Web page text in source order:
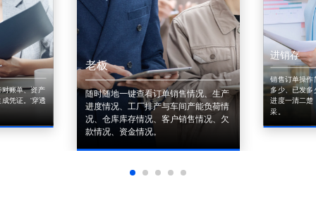
账单、资产
凭证。'穿透
老板
随时随地一键查看订单销售情况、生产
进度情况、工厂排产与车间产能负荷情
况、仓库库存情况、客户销售情况、欠
款情况、资金情况。
进销存
销售订单操作
多少、已发多
进度一清二楚
采。